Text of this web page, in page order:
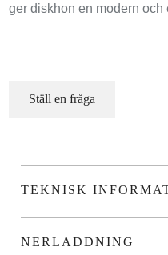
ger diskhon en modern och
Ställ en fråga
TEKNISK
NERLADDNING